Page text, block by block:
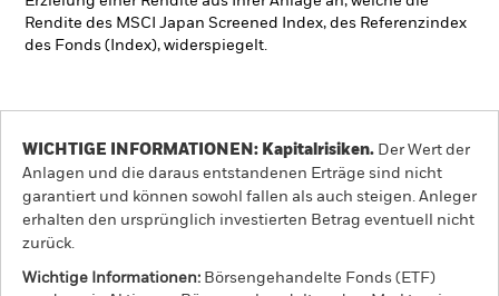
Rendite des MSCI Japan Screened Index, des Referenzindex
des Fonds (Index), widerspiegelt.
WICHTIGE INFORMATIONEN: Kapitalrisiken. Der Wert der
Anlagen und die daraus entstandenen Erträge sind nicht
garantiert und können sowohl fallen als auch steigen. Anleger
erhalten den ursprünglich investierten Betrag eventuell nicht
zurück.
Wichtige Informationen: Börsengehandelte Fonds (ETF)